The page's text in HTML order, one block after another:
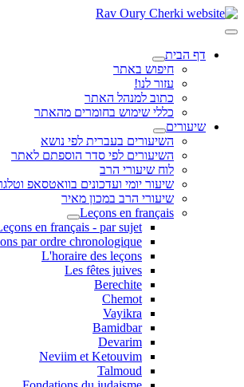
דף הבית
חיפוש באתר
עזור לנו!
כתוב למנהל האתר
כללי שימוש בחומרים מהאתר
שיעורים
השיעורים בעברית לפי נושא
השיעורים לפי סדר הוספתם לאתר
לוח שיעורי הרב
שיעור יומי ועדכונים בוואטסאפ
שיעורי הרב במכון מאיר
Leçons en français
en français - par sujet
par ordre chronologique
L'horaire des leçons
Les fêtes juives
Berechite
Chemot
Vayikra
Bamidbar
Devarim
Neviim et Ketouvim
Talmoud